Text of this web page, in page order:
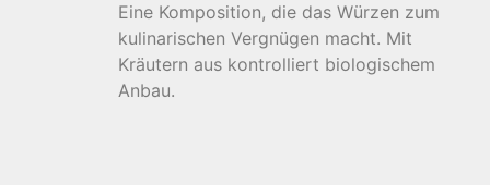
Eine Komposition, die das Würzen zum
kulinarischen Vergnügen macht. Mit
Kräutern aus kontrolliert biologischem
Anbau.